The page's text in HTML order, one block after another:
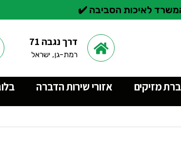
לאיכות הסביבה ✔️
דרך נגבה 71
רמת-גן, ישראל
מזיקים אזורי שירות הדברה